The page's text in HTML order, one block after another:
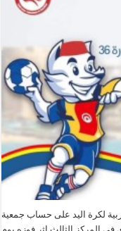
لكرة اليد على حساب جمعية